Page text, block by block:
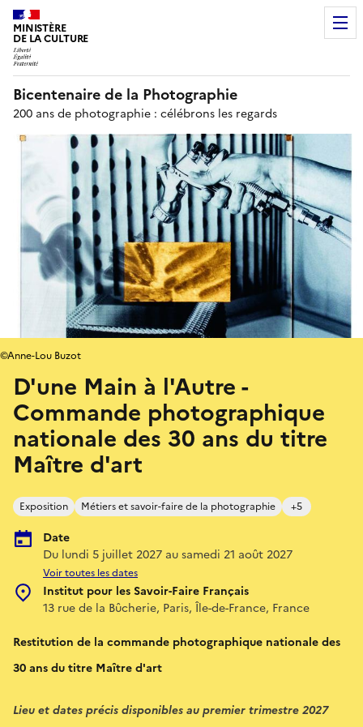
MINISTÈRE
DE LA CULTURE
Bicentenaire de la Photographie
200 ans de photographie : célébrons les regards
D'une Main à l'Autre -
Commande photographique
nationale des 30 ans du titre
Maître d'art
Exposition Métiers et savoir-faire de la photographie +5
Date
Du lundi 5 juillet 2027 au samedi 21 août 2027
Voir toutes les dates
Institut pour les Savoir-Faire Français
13 rue de la Bûcherie, Paris, Île-de-France, France
©Anne-Lou Buzot
Restitution de la commande photographique nationale des
30 ans du titre Maître d'art
Lieu et dates précis disponibles au premier trimestre 2027